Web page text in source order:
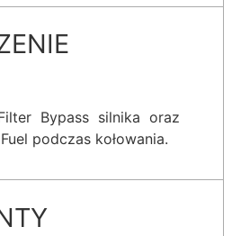
Bypass silnika oraz
podczas kołowania.